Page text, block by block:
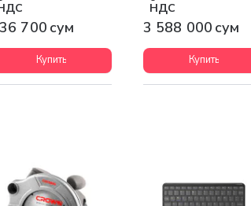
700 сум
Купить
НДС
3 588 000 сум
Купить